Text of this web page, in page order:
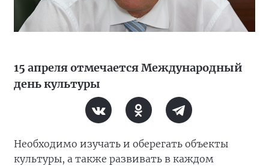
15 апреля отмечается Международный
день культуры
Необходимо изучать и оберегать объекты
культуры, а также развивать в каждом